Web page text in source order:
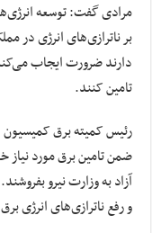
مرادی گفت: توسعه
بر ناترازی‌های انرژی در
دارند ضرورت ایجاب
تامین کنند.
رئیس کمیته برق کمیسیون
ضمن تامین برق مورد نیاز
آزاد به وزارت نیرو
و رفع ناترازی‌های انرژی